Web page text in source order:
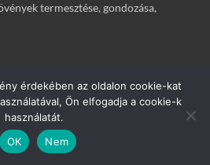
termesztése, gondozása,
érdekében az oldalon cookie-kat
Ön elfogadja a cookie-k
használatát.
OK
Nem